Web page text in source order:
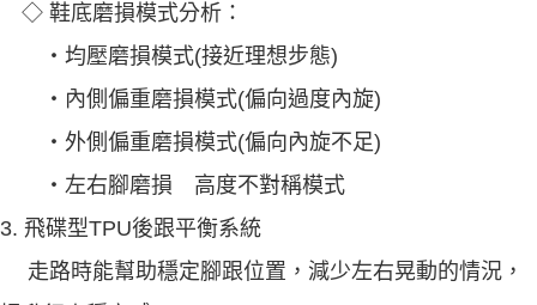
◇ 鞋底磨損模式分析：
‧均壓磨損模式(接近理想步態)
‧內側偏重磨損模式(偏向過度內旋)
‧外側偏重磨損模式(偏向內旋不足)
‧左右腳磨損 高度不對稱模式
3. 飛碟型TPU後跟平衡系統
走路時能幫助穩定腳跟位置，減少左右晃動的情況，